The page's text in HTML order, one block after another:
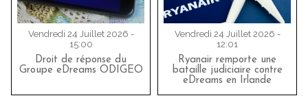
Vendredi 24 Juillet 2026 -
15:00
Droit de réponse du
Groupe eDreams ODIGEO
Vendredi 24 Juillet 2026 -
12:01
Ryanair remporte une
bataille judiciaire contre
eDreams en Irlande